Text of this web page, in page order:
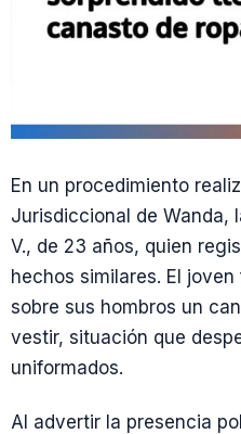
En un procedimiento
Jurisdiccional de Wanda,
V., de 23 años, quien
hechos similares. El
sobre sus hombros un
vestir, situación que
uniformados.
Al advertir la presencia